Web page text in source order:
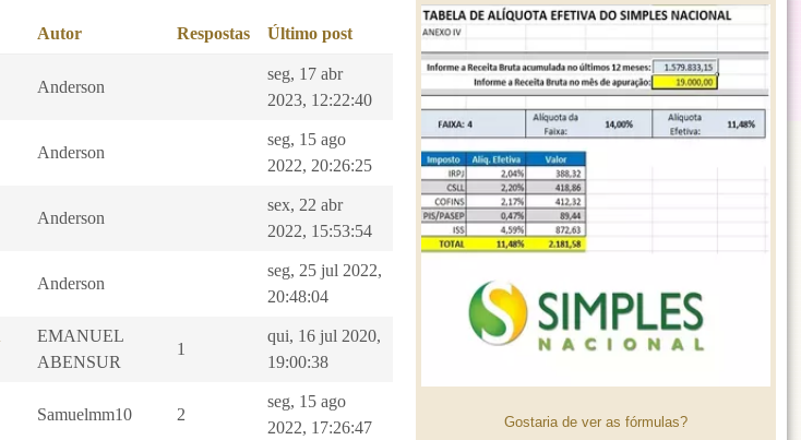
Autor Respostas Último post
Anderson
seg, 17 abr
2023, 12:22:40
Anderson
seg, 15 ago
2022, 20:26:25
Anderson
sex, 22 abr
2022, 15:53:54
Anderson
seg, 25 jul 2022,
20:48:04
EMANUEL
ABENSUR
1
qui, 16 jul 2020,
19:00:38
Samuelmm10 2
seg, 15 ago
2022, 17:26:47
Gostaria de ver as fórmulas?